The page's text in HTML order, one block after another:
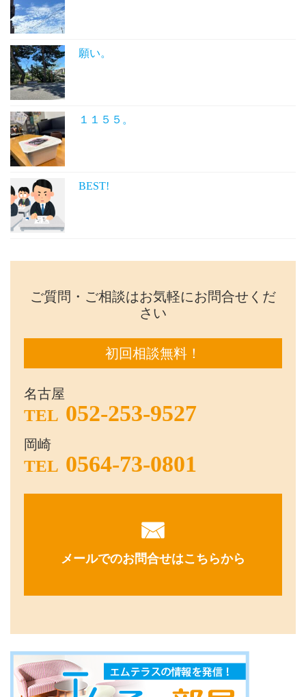
願い。
１１５５。
BEST!
ご質問・ご相談はお気軽にお問合せくだ
さい
初回相談無料！
名古屋
TEL 052-253-9527
岡崎
TEL 0564-73-0801
メールでのお問合せはこちらから